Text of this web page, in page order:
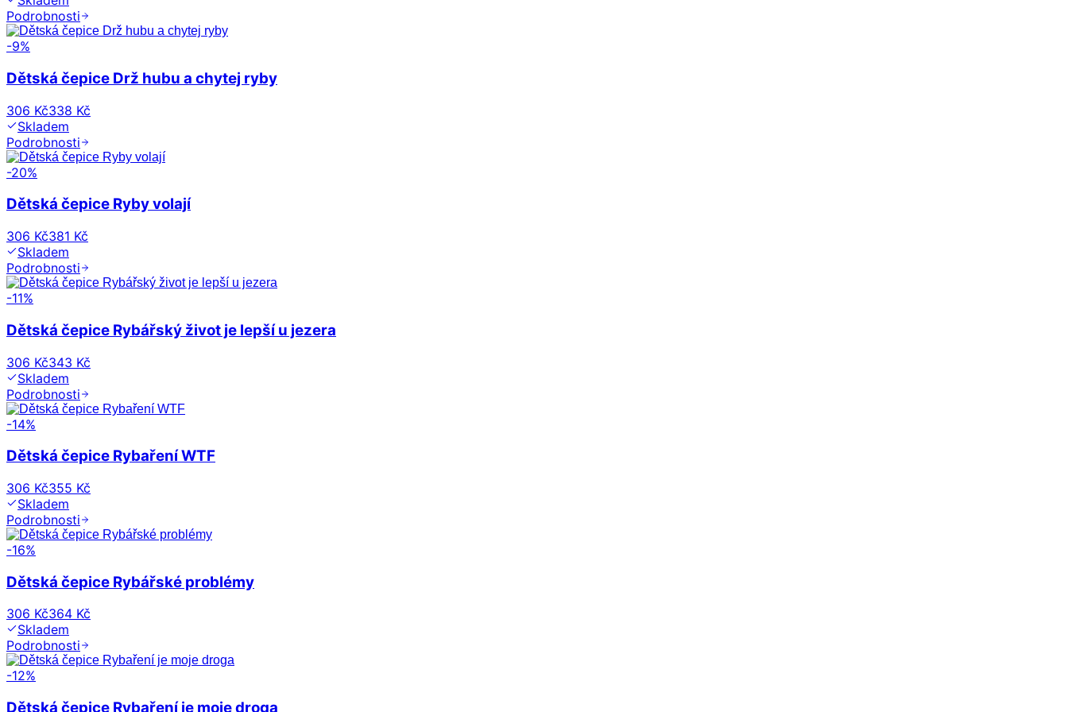
Podrobnosti
-9%
Dětská čepice Drž hubu a chytej ryby
306 Kč338 Kč
Skladem
Podrobnosti
-20%
Dětská čepice Ryby volají
306 Kč381 Kč
Skladem
Podrobnosti
-11%
Dětská čepice Rybářský život je lepší u jezera
306 Kč343 Kč
Skladem
Podrobnosti
-14%
Dětská čepice Rybaření WTF
306 Kč355 Kč
Skladem
Podrobnosti
-16%
Dětská čepice Rybářské problémy
306 Kč364 Kč
Skladem
Podrobnosti
-12%
Dětská čepice Rybaření je moje droga